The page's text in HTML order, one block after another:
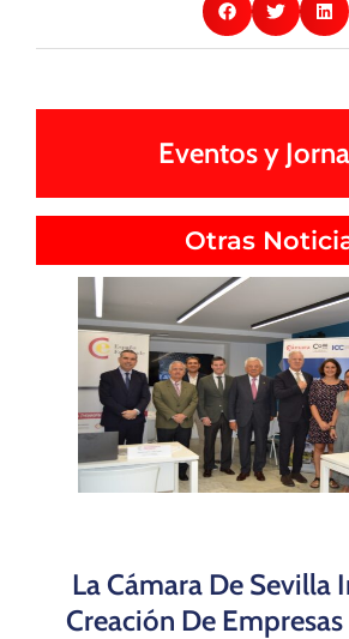
Eventos y
Otras
La Cámara De Sevilla
Creación De Empresas